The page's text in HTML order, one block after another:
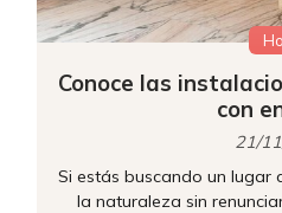
Conoce las
con
21/
Si estás buscando un
la naturaleza sin